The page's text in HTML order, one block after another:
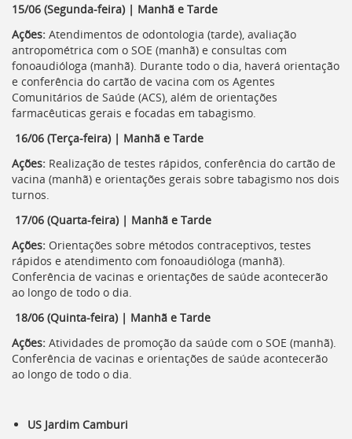
15/06 (Segunda-feira) | Manhã e Tarde
Ações: Atendimentos de odontologia (tarde), avaliação
antropométrica com o SOE (manhã) e consultas com
fonoaudióloga (manhã). Durante todo o dia, haverá orientação
e conferência do cartão de vacina com os Agentes
Comunitários de Saúde (ACS), além de orientações
farmacêuticas gerais e focadas em tabagismo.
16/06 (Terça-feira) | Manhã e Tarde
Ações: Realização de testes rápidos, conferência do cartão de
vacina (manhã) e orientações gerais sobre tabagismo nos dois
turnos.
17/06 (Quarta-feira) | Manhã e Tarde
Ações: Orientações sobre métodos contraceptivos, testes
rápidos e atendimento com fonoaudióloga (manhã).
Conferência de vacinas e orientações de saúde acontecerão
ao longo de todo o dia.
18/06 (Quinta-feira) | Manhã e Tarde
Ações: Atividades de promoção da saúde com o SOE (manhã).
Conferência de vacinas e orientações de saúde acontecerão
ao longo de todo o dia.
US Jardim Camburi